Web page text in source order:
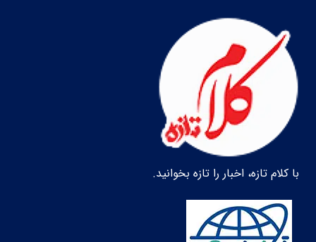
با کلام تازه، اخبار را تازه بخوانید.